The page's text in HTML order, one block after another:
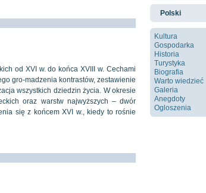
od XVI w. do końca XVIII w. Cechami
gro-madzenia kontrastów, zestawienie
wszystkich dziedzin życia. W okresie
oraz warstw najwyższych – dwór
się z końcem XVI w., kiedy to rośnie
Polski
Kultura
Gospodarka
Historia
Turystyka
Biografia
Warto wiedzieć
Galeria
Anegdoty
Ogloszenia